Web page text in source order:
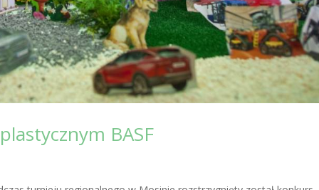
BASF